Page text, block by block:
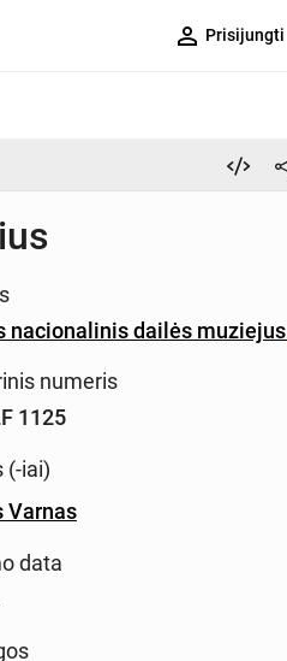
person_outline Prisijungti
nacionalinis dailės muziejus
numeris
1125
(-iai)
Varnas
data